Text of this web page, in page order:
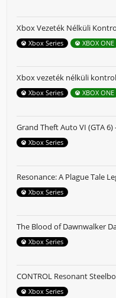
Xbox Vezeték Nélküli
Xbox Series XBOX ONE
Xbox vezeték nélküli
Xbox Series XBOX ONE
Grand Theft Auto VI (GTA 6)
Xbox Series
Resonance: A Plague Tale
Xbox Series
The Blood of Dawnwalker
Xbox Series
CONTROL Resonant
Xbox Series